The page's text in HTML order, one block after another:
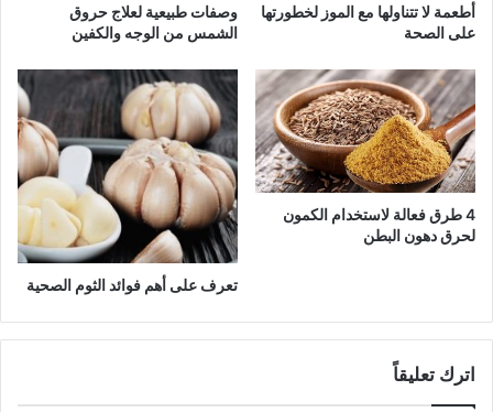
أطعمة لا تتناولها مع الموز لخطورتها
على الصحة
وصفات طبيعية لعلاج حروق
الشمس من الوجه والكفين
4 طرق فعالة لاستخدام الكمون
لحرق دهون البطن
تعرف على أهم فوائد الثوم الصحية
اترك تعليقاً